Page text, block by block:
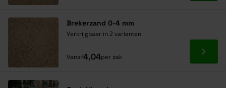
Brekerzand 0-4 mm
Verkrijgbaar in 2 varianten
Vanaf4,04per zak Ga